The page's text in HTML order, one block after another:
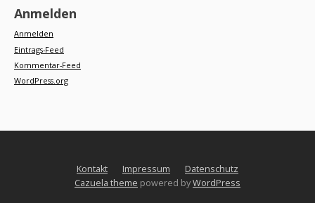
Anmelden
Anmelden
Eintrags-Feed
Kommentar-Feed
WordPress.org
Kontakt Impressum
Datenschutz
Cazuela theme powered byWordPress